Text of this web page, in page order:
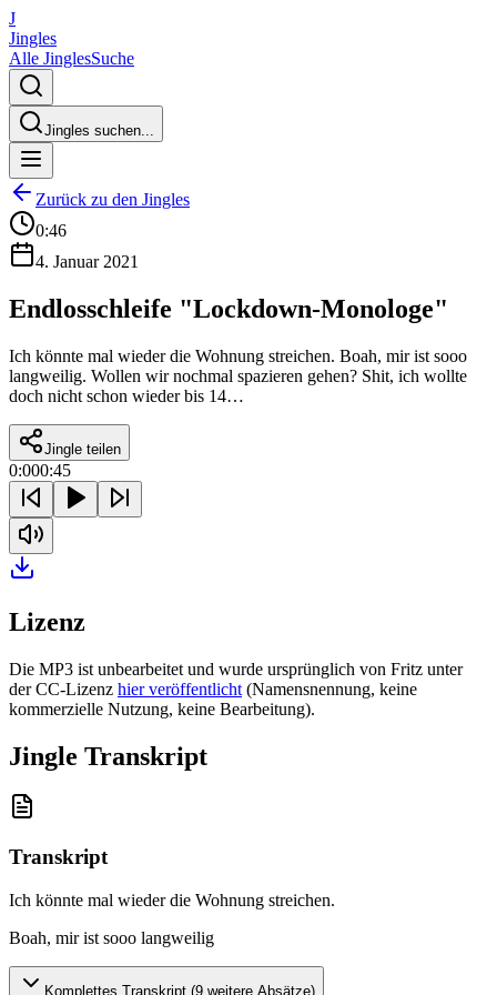
J
Jingles
Alle JinglesSuche
Jingles suchen...
Zurück zu den Jingles
0:46
4. Januar 2021
Endlosschleife "Lockdown-Monologe"
Ich könnte mal wieder die Wohnung streichen. Boah, mir ist sooo
langweilig. Wollen wir nochmal spazieren gehen? Shit, ich wollte
doch nicht schon wieder bis 14…
Jingle teilen
0:000:45
Lizenz
Die MP3 ist unbearbeitet und wurde ursprünglich von Fritz unter
der CC-Lizenz hier veröffentlicht (Namensnennung, keine
kommerzielle Nutzung, keine Bearbeitung).
Jingle Transkript
Transkript
Ich könnte mal wieder die Wohnung streichen.
Boah, mir ist sooo langweilig
Komplettes Transkript (9 weitere Absätze)